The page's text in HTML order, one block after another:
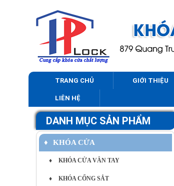
TRANG CHỦ GIỚI THIỆU
LIÊN HỆ
DANH MỤC SẢN PHẨM
♦ KHÓA CỬA
♦ KHÓA CỬA VÂN TAY
♦ KHÓA CỔNG SẮT